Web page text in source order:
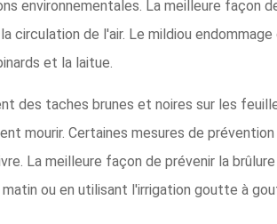
environnementales. La meilleure façon
circulation de l'air. Le mildiou
et la laitue.
des taches brunes et noires sur les
mourir. Certaines mesures de
La meilleure façon de prévenir la
ou en utilisant l'irrigation goutte à